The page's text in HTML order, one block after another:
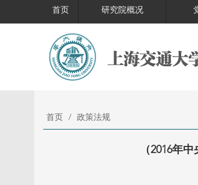
首页 研究院概况
首页 / 政策法规
（2016年